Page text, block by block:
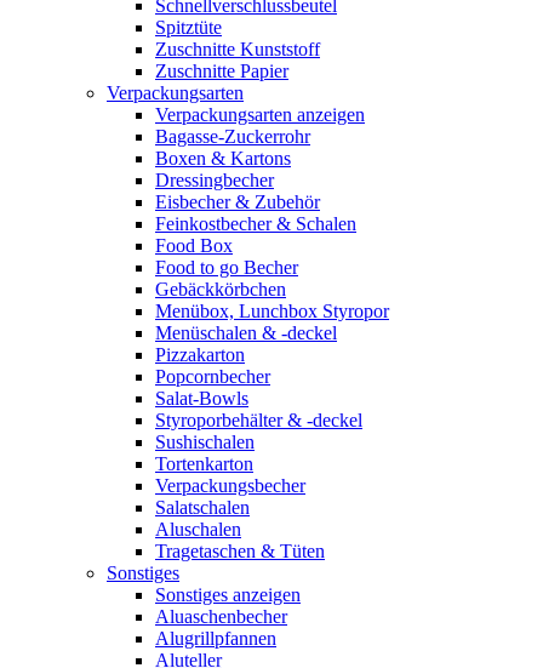
Schnellverschlussbeutel
Spitztüte
Zuschnitte Kunststoff
Zuschnitte Papier
Verpackungsarten
Verpackungsarten anzeigen
Bagasse-Zuckerrohr
Boxen & Kartons
Dressingbecher
Eisbecher & Zubehör
Feinkostbecher & Schalen
Food Box
Food to go Becher
Gebäckkörbchen
Menübox, Lunchbox Styropor
Menüschalen & -deckel
Pizzakarton
Popcornbecher
Salat-Bowls
Styroporbehälter & -deckel
Sushischalen
Tortenkarton
Verpackungsbecher
Salatschalen
Aluschalen
Tragetaschen & Tüten
Sonstiges
Sonstiges anzeigen
Aluaschenbecher
Alugrillpfannen
Aluteller